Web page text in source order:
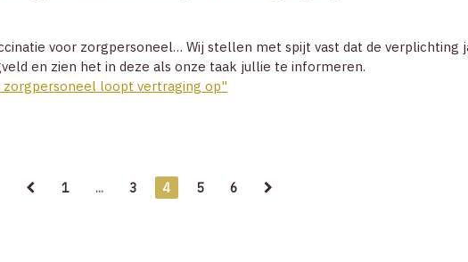
voor zorgpersoneel… Wij stellen met spijt vast dat de verplichting
en zien het in deze als onze taak jullie te informeren.
loopt vertraging op"
1 ... 3 4 5 6